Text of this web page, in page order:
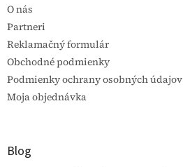
O nás
Partneri
Reklamačný formulár
Obchodné podmienky
Podmienky ochrany osobných údajov
Moja objednávka
Blog